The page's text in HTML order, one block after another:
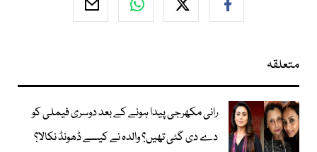
متعلقہ
رانی مکھرجی پیدا ہونے کے بعد دوسری فیملی کو
دے دی گئی تھیں؟ والدہ نے کیسے ڈھونڈ نکالا؟